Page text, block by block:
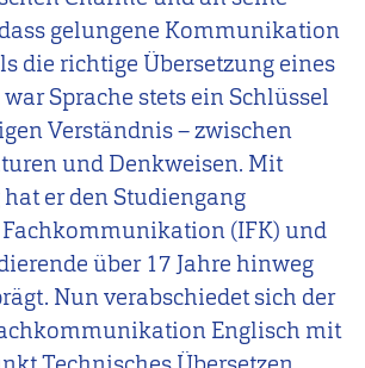
gelungene Kommunikation
die richtige Übersetzung eines
Sprache stets ein Schlüssel
Verständnis – zwischen
und Denkweisen. Mit
er den Studiengang
(IFK) und
über 17 Jahre hinweg
Nun verabschiedet sich der
Englisch mit